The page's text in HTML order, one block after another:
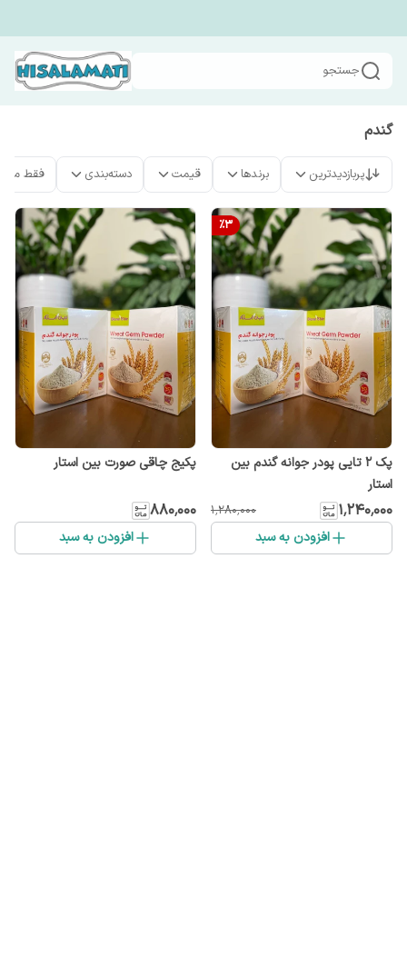
جستجو
گندم
پربازدیدترین برندها قیمت دسته‌بندی فقط
%3
پک ۲ تایی پودر جوانه گندم بین
استار
۱٬۲۴۰٬۰۰۰ ۱٬۲۸۰٬۰۰۰
افزودن به سبد
پکیج چاقی صورت بین استار
۸۸۰٬۰۰۰
افزودن به سبد